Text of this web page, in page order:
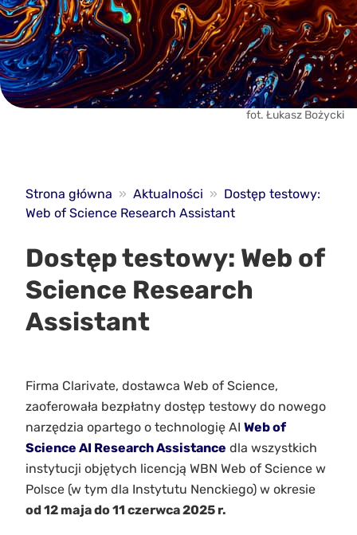
fot. Łukasz Bożycki
Strona główna » Aktualności » Dostęp testowy:
Web of Science Research Assistant
Dostęp testowy: Web of
Science Research
Assistant
Firma Clarivate, dostawca Web of Science,
zaoferowała bezpłatny dostęp testowy do nowego
narzędzia opartego o technologię AI Web of
Science AI Research Assistance dla wszystkich
instytucji objętych licencją WBN Web of Science w
Polsce (w tym dla Instytutu Nenckiego) w okresie
od 12 maja do 11 czerwca 2025 r.